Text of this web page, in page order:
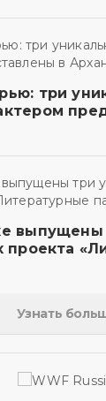
три
проекта
Узнать